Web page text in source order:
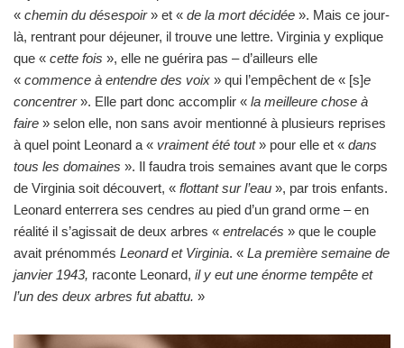
« chemin du désespoir» et « de la mort décidée ». Mais ce jour-
là, rentrant pour déjeuner, il trouve une lettre. Virginia y explique
que « cette fois », elle ne guérira pas – d’ailleurs elle
« commence à entendre des voix » qui l’empêchent de « [s]e
concentrer». Elle part donc accomplir « la meilleure chose à
faire » selon elle, non sans avoir mentionné à plusieurs reprises
à quel point Leonard a « vraiment été tout» pour elle et « dans
tous les domaines ». Il faudra trois semaines avant que le corps
de Virginia soit découvert, « flottant sur l’eau », par trois enfants.
Leonard enterrera ses cendres au pied d’un grand orme – en
réalité il s’agissait de deux arbres « entrelacés » que le couple
avait prénommés Leonard et Virginia. « La première semaine de
janvier 1943, raconte Leonard, il y eut une énorme tempête et
l’un des deux arbres fut abattu. »